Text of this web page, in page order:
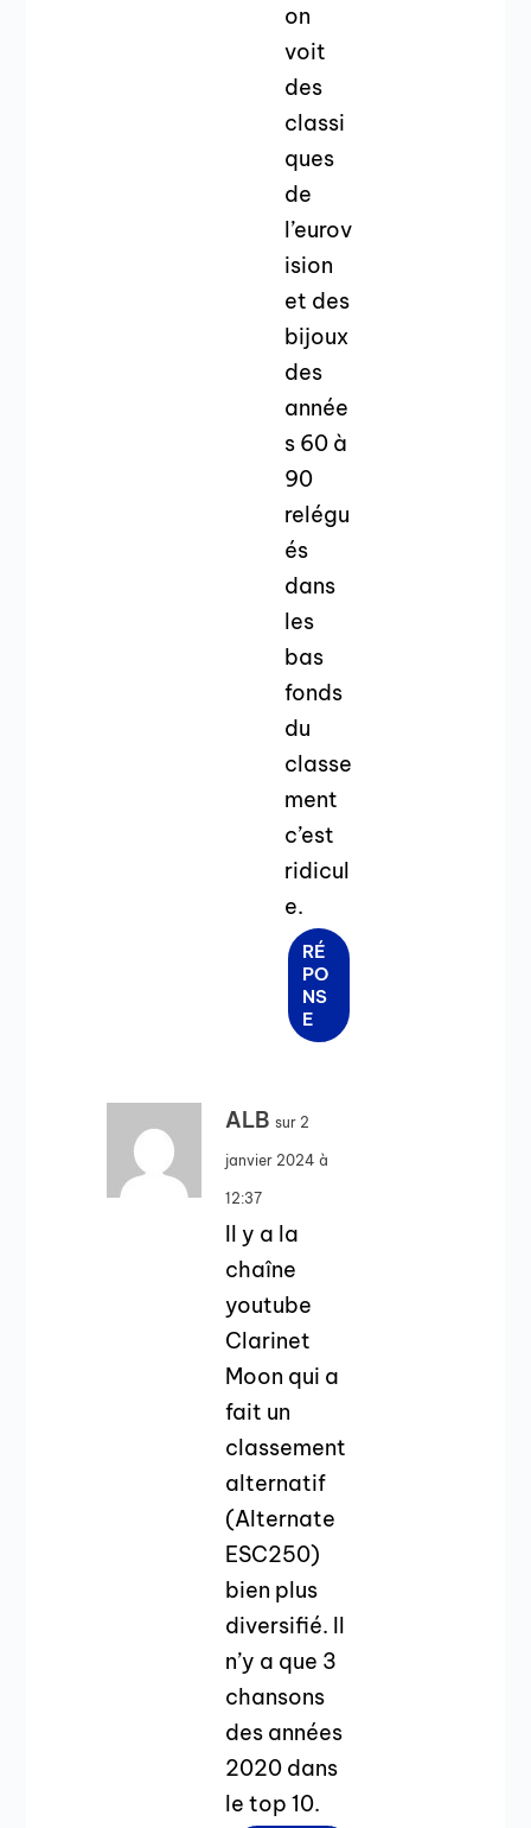
on
voit
des
classi
ques
de
l’eurov
ision
et des
bijoux
des
année
s 60 à
90
relégu
és
dans
les
bas
fonds
du
classe
ment
c’est
ridicul
e.
RÉ
PO
NS
E
ALB sur 2
janvier 2024 à
12:37
Il y a la
chaîne
youtube
Clarinet
Moon qui a
fait un
classement
alternatif
(Alternate
ESC250)
bien plus
diversifié. Il
n’y a que 3
chansons
des années
2020 dans
le top 10.